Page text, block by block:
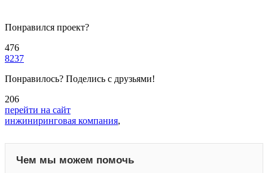
Понравился проект?
476
8237
Понравилось? Поделись с друзьями!
206
перейти на сайт
инжиниринговая компания,
Чем мы можем помочь